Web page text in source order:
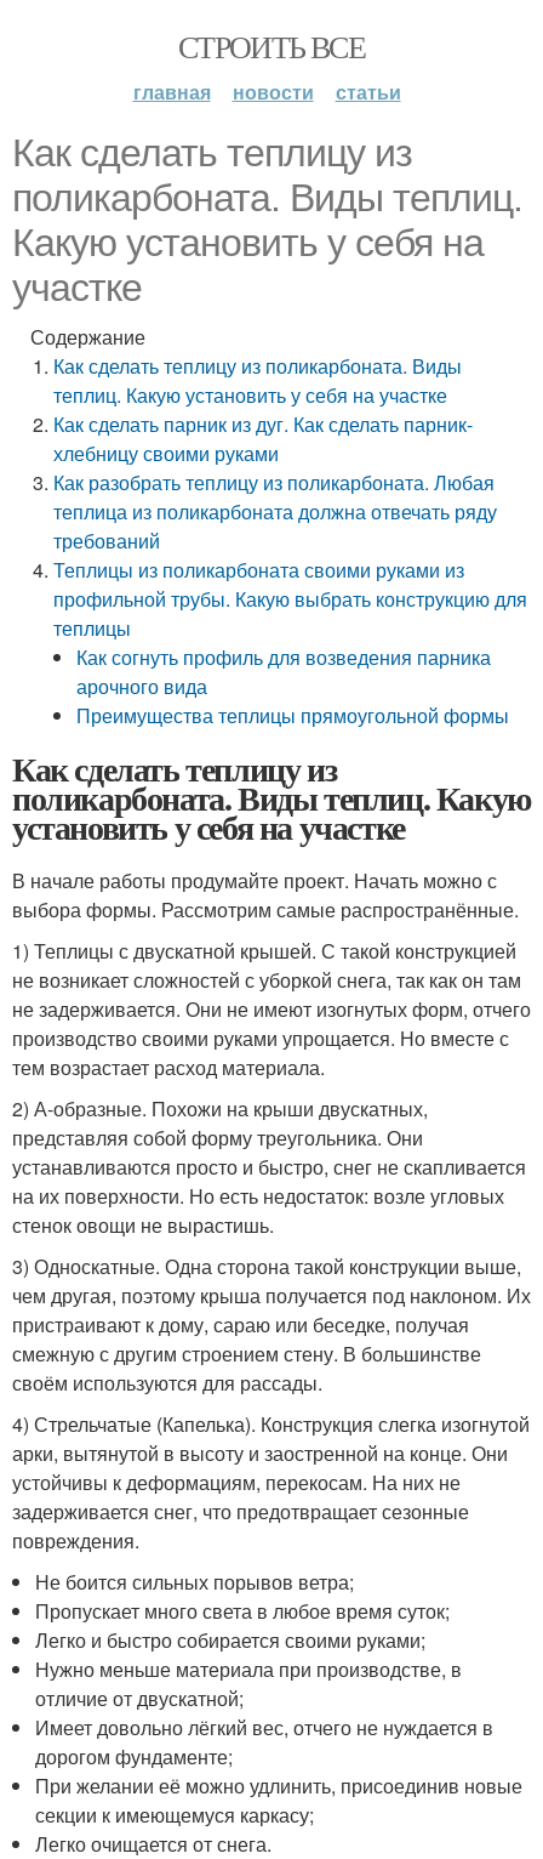
СТРОИТЬ ВСЕ
главная новости статьи
Как сделать теплицу из
поликарбоната. Виды теплиц.
Какую установить у себя на
участке
Содержание
Как сделать теплицу из поликарбоната. Виды
теплиц. Какую установить у себя на участке
Как сделать парник из дуг. Как сделать парник-
хлебницу своими руками
Как разобрать теплицу из поликарбоната. Любая
теплица из поликарбоната должна отвечать ряду
требований
Теплицы из поликарбоната своими руками из
профильной трубы. Какую выбрать конструкцию для
теплицы
Как согнуть профиль для возведения парника
арочного вида
Преимущества теплицы прямоугольной формы
Как сделать теплицу из
поликарбоната. Виды теплиц. Какую
установить у себя на участке
В начале работы продумайте проект. Начать можно с
выбора формы. Рассмотрим самые распространённые.
1) Теплицы с двускатной крышей. С такой конструкцией
не возникает сложностей с уборкой снега, так как он там
не задерживается. Они не имеют изогнутых форм, отчего
производство своими руками упрощается. Но вместе с
тем возрастает расход материала.
2) А-образные. Похожи на крыши двускатных,
представляя собой форму треугольника. Они
устанавливаются просто и быстро, снег не скапливается
на их поверхности. Но есть недостаток: возле угловых
стенок овощи не вырастишь.
3) Односкатные. Одна сторона такой конструкции выше,
чем другая, поэтому крыша получается под наклоном. Их
пристраивают к дому, сараю или беседке, получая
смежную с другим строением стену. В большинстве
своём используются для рассады.
4) Стрельчатые (Капелька). Конструкция слегка изогнутой
арки, вытянутой в высоту и заостренной на конце. Они
устойчивы к деформациям, перекосам. На них не
задерживается снег, что предотвращает сезонные
повреждения.
Не боится сильных порывов ветра;
Пропускает много света в любое время суток;
Легко и быстро собирается своими руками;
Нужно меньше материала при производстве, в
отличие от двускатной;
Имеет довольно лёгкий вес, отчего не нуждается в
дорогом фундаменте;
При желании её можно удлинить, присоединив новые
секции к имеющемуся каркасу;
Легко очищается от снега.